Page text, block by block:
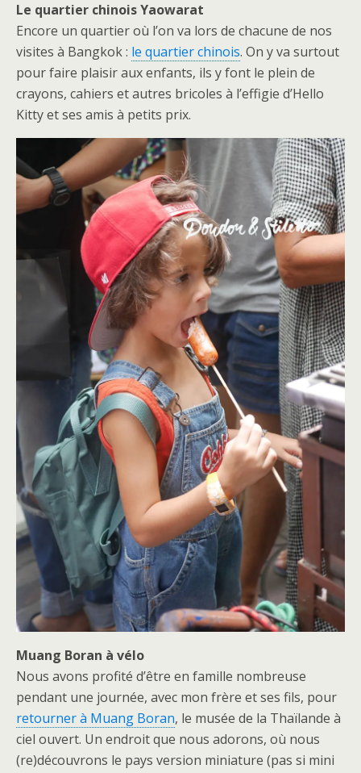
Le quartier chinois Yaowarat
Encore un quartier où l’on va lors de chacune de nos
visites à Bangkok : le quartier chinois. On y va surtout
pour faire plaisir aux enfants, ils y font le plein de
crayons, cahiers et autres bricoles à l’effigie d’Hello
Kitty et ses amis à petits prix.
Muang Boran à vélo
Nous avons profité d’être en famille nombreuse
pendant une journée, avec mon frère et ses fils, pour
retourner à Muang Boran, le musée de la Thaïlande à
ciel ouvert. Un endroit que nous adorons, où nous
(re)découvrons le pays version miniature (pas si mini